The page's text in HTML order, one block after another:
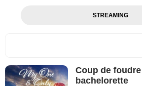
STREAMING
Coup de
bachelorette